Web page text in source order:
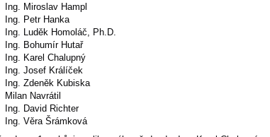
Ing. Miroslav Hampl
Ing. Petr Hanka
Ing. Luděk Homoláč, Ph.D.
Ing. Bohumír Hutař
Ing. Karel Chalupný
Ing. Josef Králíček
Ing. Zdeněk Kubiska
Milan Navrátil
Ing. David Richter
Ing. Věra Šrámková